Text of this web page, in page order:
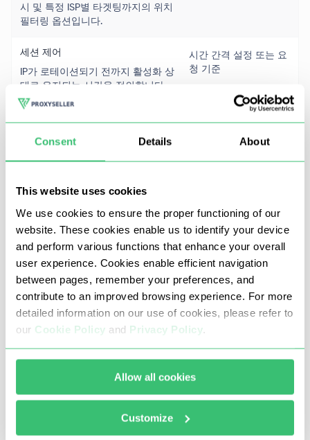
Consent Details About
This website uses cookies
We use cookies to ensure the proper functioning of our
website. These cookies enable us to identify your device
and perform various functions that enhance your overall
user experience. Cookies enable efficient navigation
between pages, remember your preferences, and
contribute to an improved browsing experience. For more
detailed information on our use of cookies, please refer to
our Cookie Policy and Privacy Policy
Allow all cookies
Customize
시 및 특정 ISP별 타겟팅까지의 위치
필터링 옵션입니다.
세션 제어
IP가 로테이션되기 전까지 활성화 상
태로 유지되는 시간을 정의합니다.
시간 간격 설정 또는 요
청 기준
대상 사이트로부터 IP가 탐지되거나
낮음
가격
GB 또는 유닛당 최저 요금 기준입니
다.
GB당 $1.30부터
$1.99 3일 무료 체험을 통해 솔루션 연동을 테